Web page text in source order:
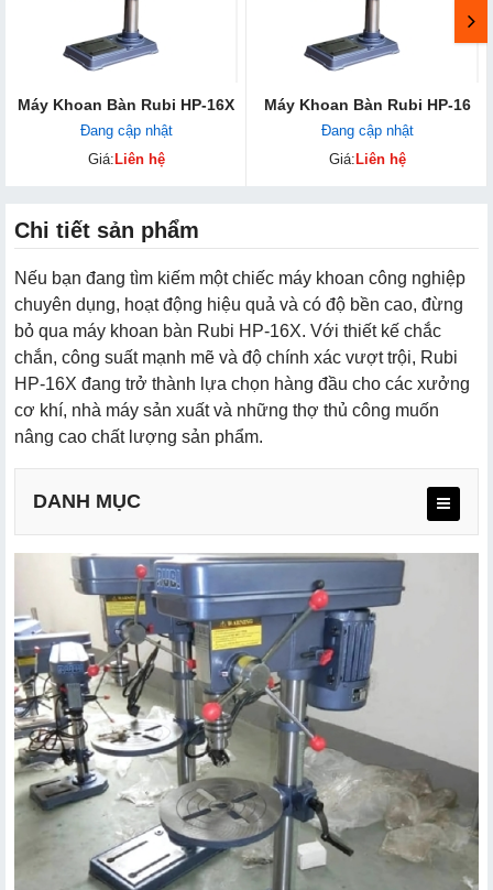
Máy Khoan Bàn Rubi HP-16X
Đang cập nhật
Giá: Liên hệ
Máy Khoan Bàn Rubi HP-16
Đang cập nhật
Giá: Liên hệ
Chi tiết sản phẩm
Nếu bạn đang tìm kiếm một chiếc máy khoan công nghiệp
chuyên dụng, hoạt động hiệu quả và có độ bền cao, đừng
bỏ qua máy khoan bàn Rubi HP-16X. Với thiết kế chắc
chắn, công suất mạnh mẽ và độ chính xác vượt trội, Rubi
HP-16X đang trở thành lựa chọn hàng đầu cho các xưởng
cơ khí, nhà máy sản xuất và những thợ thủ công muốn
nâng cao chất lượng sản phẩm.
DANH MỤC
a. Thương hiệu sản xuất uy tín, chất lượng hàng đầu
b. Động cơ mạnh mẽ, hiệu suất đỉnh cao
c. Đa năng, ứng dụng linh hoạt
d. Thiết kế vững chắc, bền bỉ vượt thời gian
e. Dễ sử dụng, an toàn tuyệt đối